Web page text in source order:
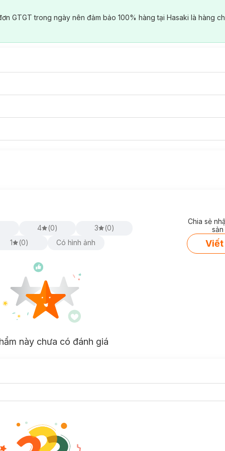
GTGT trong ngày nên đảm bảo 100% hàng tại Hasaki là hàng
4 (0) 3 (0)
1
(0) Có hình ảnh
Chia sẻ
Viết
này chưa có đánh giá